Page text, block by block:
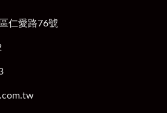
仁愛路76號